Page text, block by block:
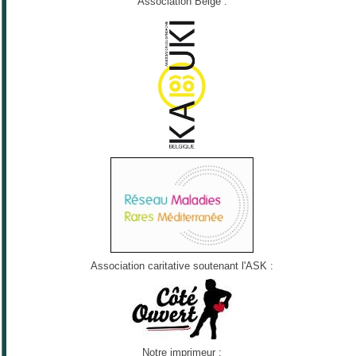
Association caritative soutenant l'ASK :
Notre imprimeur :